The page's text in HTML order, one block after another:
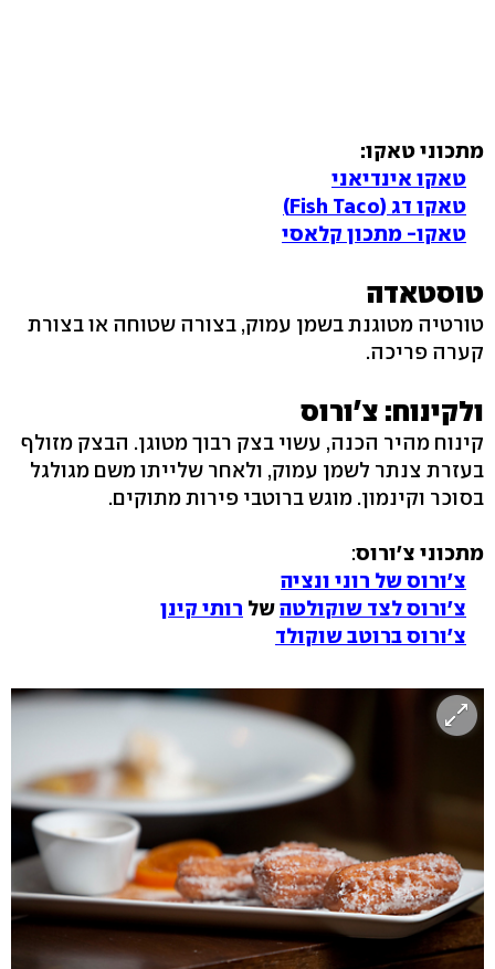
מתכוני טאקו:
טאקו אינדיאני
טאקו דג (Fish Taco)
טאקו- מתכון קלאסי
טוסטאדה
טורטיה מטוגנת בשמן עמוק, בצורה שטוחה או בצורת
קערה פריכה.
ולקינוח: צ'ורוס
קינוח מהיר הכנה, עשוי בצק רבוך מטוגן. הבצק מזולף
בעזרת צנתר לשמן עמוק, ולאחר שלייתו משם מגולגל
בסוכר וקינמון. מוגש ברוטבי פירות מתוקים.
מתכוני צ'ורוס:
צ'ורוס של רוני ונציה
צ'ורוס לצד שוקולטהשל רותי קינן
צ'ורוס ברוטב שוקולד